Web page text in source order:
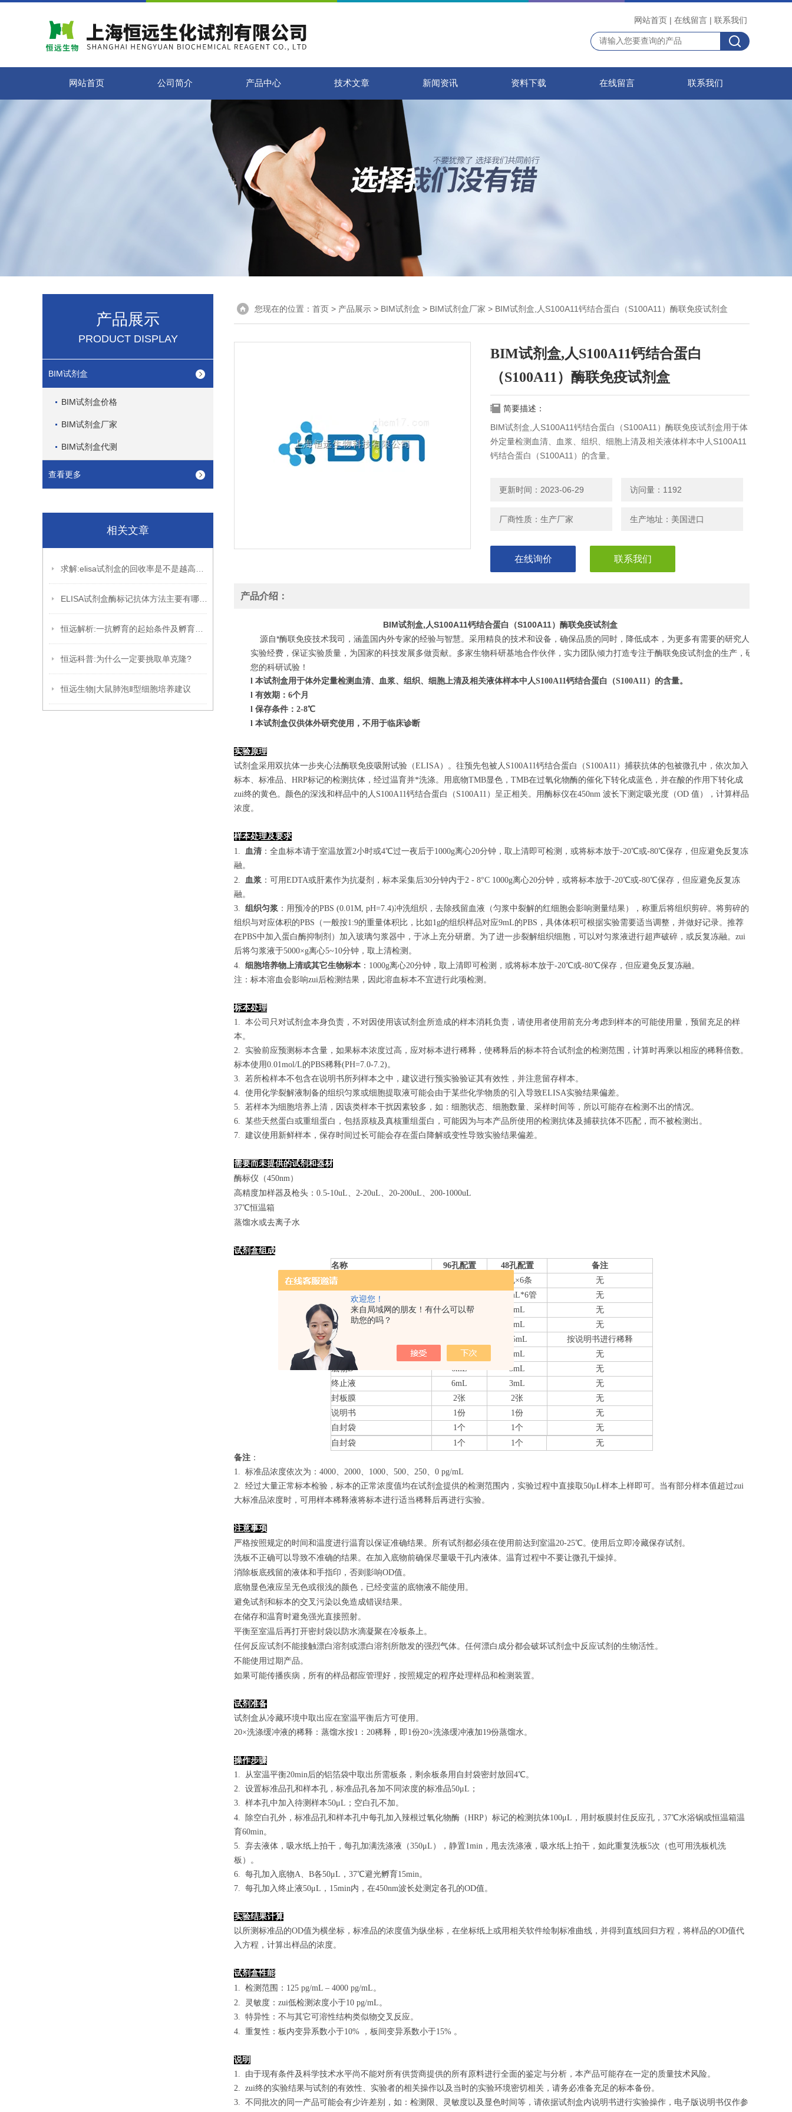
欢迎您！
来自局域网的朋友！有什么可以帮
助您的吗？
网站首页 | 在线留言 | 联系我们
网站首页 公司简介 产品中心 技术文章 新闻资讯 资料下载 在线留言 联系我们
产品展示
PRODUCT DISPLAY
BIM试剂盒
BIM试剂盒价格
BIM试剂盒厂家
BIM试剂盒代测
查看更多
相关文章
恒远科普:为什么一定要挑取单克隆?
恒远生物|大鼠肺泡Ⅱ型细胞培养建议
您现在的位置： 首页 > 产品展示 > BIM试剂盒 > BIM试剂盒厂家 > BIM试剂盒,人S100A11钙结合蛋白（S100A11）酶联免疫试剂盒
BIM试剂盒,人S100A11钙结合蛋白
（S100A11）酶联免疫试剂盒
简要描述：
BIM试剂盒,人S100A11钙结合蛋白（S100A11）酶联免疫试剂盒用于体
外定量检测血清、血浆、组织、细胞上清及相关液体样本中人S100A11
钙结合蛋白（S100A11）的含量。
更新时间：2023-06-29 访问量：1192
厂商性质：生产厂家 生产地址：美国进口
在线询价 联系我们
产品介绍：
BIM试剂盒,人S100A11钙结合蛋白（S100A11）酶联免疫试剂盒
源自*酶联免疫技术我司，涵盖国内外专家的经验与智慧。采用精良的技术和设备，确保品质的同时，降低成本，为更多有需要的研究人员，节省
实验经费，保证实验质量，为国家的科技发展多做贡献。多家生物科研基地合作伙伴，实力团队倾力打造专注于酶联免疫试剂盒的生产，研发，助力
您的科研试验！
l 本试剂盒用于体外定量检测血清、血浆、组织、细胞上清及相关液体样本中 人S100A11钙结合蛋白 （S100A11）的含量。
l 有效期：6个月
l 保存条件： 2-8℃
l 本试剂盒仅供体外研究使用，不用于临床诊断
实验原理
试剂盒采用双抗体一步夹心法酶联免疫吸附试验（ELISA）。往预先包被人S100A11钙结合蛋白（S100A11）捕获抗体的包被微孔中，依次加入
标本、标准品、HRP标记的检测抗体，经过温育并*洗涤。用底物TMB显色，TMB在过氧化物酶的催化下转化成蓝色，并在酸的作用下转化成
zui终的黄色。颜色的深浅和样品中的人S100A11钙结合蛋白（S100A11）呈正相关。用酶标仪在450nm 波长下测定吸光度（OD 值），计算样品
浓度。
样本处理及要求
1. 血清 ：全血标本请于室温放置2小时或4℃过一夜后于1000g离心20分钟，取上清即可检测，或将标本放于-20℃或-80℃保存，但应避免反复冻
融。
2. 血浆 ：可用EDTA或肝素作为抗凝剂，标本采集后30分钟内于2 - 8°C 1000g离心20分钟，或将标本放于-20℃或-80℃保存，但应避免反复冻
融。
3. 组织匀浆 ：用预冷的PBS (0.01M, pH=7.4)冲洗组织，去除残留血液（匀浆中裂解的红细胞会影响测量结果），称重后将组织剪碎。将剪碎的
组织与对应体积的PBS（一般按1:9的重量体积比，比如1g的组织样品对应9mL的PBS，具体体积可根据实验需要适当调整，并做好记录。推荐
在PBS中加入蛋白酶抑制剂）加入玻璃匀浆器中，于冰上充分研磨。为了进一步裂解组织细胞，可以对匀浆液进行超声破碎，或反复冻融。zui
后将匀浆液于5000×g离心5~10分钟，取上清检测。
4. 细胞培养物上清或其它生物标本 ：1000g离心20分钟，取上清即可检测，或将标本放于-20℃或-80℃保存，但应避免反复冻融。
注：标本溶血会影响zui后检测结果，因此溶血标本不宜进行此项检测。
标本处理
1. 本公司只对试剂盒本身负责，不对因使用该试剂盒所造成的样本消耗负责，请使用者使用前充分考虑到样本的可能使用量，预留充足的样
本。
2. 实验前应预测标本含量，如果标本浓度过高，应对标本进行稀释，使稀释后的标本符合试剂盒的检测范围，计算时再乘以相应的稀释倍数。
标本使用0.01mol/L的PBS稀释(PH=7.0-7.2)。
3. 若所检样本不包含在说明书所列样本之中，建议进行预实验验证其有效性，并注意留存样本。
4. 使用化学裂解液制备的组织匀浆或细胞提取液可能会由于某些化学物质的引入导致ELISA实验结果偏差。
5. 若样本为细胞培养上清，因该类样本干扰因素较多，如：细胞状态、细胞数量、采样时间等，所以可能存在检测不出的情况。
6. 某些天然蛋白或重组蛋白，包括原核及真核重组蛋白，可能因为与本产品所使用的检测抗体及捕获抗体不匹配，而不被检测出。
7. 建议使用新鲜样本，保存时间过长可能会存在蛋白降解或变性导致实验结果偏差。
需要而未提供的试剂和器材
酶标仪（450nm）
高精度加样器及枪头：0.5-10uL、2-20uL、20-200uL、200-1000uL
37℃恒温箱
蒸馏水或去离子水
试剂盒组成
名称
96孔配置 48孔配置
备注
微孔酶标板
孔×6条
无
标准品
mL*6管
无
样本稀释液
6mL 3mL
无
检测抗体-HRP
5mL
无
20×洗涤缓冲液
15mL
按说明书进行稀释
底物A
6mL 3mL
无
底物B
6mL 3mL
无
终止液
6mL 3mL
无
封板膜
2张 2张
无
说明书
1份 1份
无
自封袋
1个 1个
无
自封袋
1个 1个
无
备注 ：
1. 标准品浓度依次为：4000、2000、1000、500、250、0 pg/mL
2. 经过大量正常标本检验，标本的正常浓度值均在试剂盒提供的检测范围内，实验过程中直接取50μL样本上样即可。当有部分样本值超过zui
大标准品浓度时，可用样本稀释液将标本进行适当稀释后再进行实验。
注意事项
严格按照规定的时间和温度进行温育以保证准确结果。所有试剂都必须在使用前达到室温20-25℃。使用后立即冷藏保存试剂。
洗板不正确可以导致不准确的结果。在加入底物前确保尽量吸干孔内液体。温育过程中不要让微孔干燥掉。
消除板底残留的液体和手指印，否则影响OD值。
底物显色液应呈无色或很浅的颜色，已经变蓝的底物液不能使用。
避免试剂和标本的交叉污染以免造成错误结果。
在储存和温育时避免强光直接照射。
平衡至室温后再打开密封袋以防水滴凝聚在冷板条上。
任何反应试剂不能接触漂白溶剂或漂白溶剂所散发的强烈气体。任何漂白成分都会破坏试剂盒中反应试剂的生物活性。
不能使用过期产品。
如果可能传播疾病，所有的样品都应管理好，按照规定的程序处理样品和检测装置。
试剂准备
试剂盒从冷藏环境中取出应在室温平衡后方可使用。
20×洗涤缓冲液的稀释：蒸馏水按1：20稀释，即1份20×洗涤缓冲液加19份蒸馏水。
操作步骤
1. 从室温平衡20min后的铝箔袋中取出所需板条，剩余板条用自封袋密封放回4℃。
2. 设置标准品孔和样本孔，标准品孔各加不同浓度的标准品50μL；
3. 样本孔中 加 入待测样本50μL；空白孔不加。
4.
除空白孔外，标准品孔和样本孔中每孔加入辣根过氧化物酶（HRP）标记的检测抗体100μL，用封板膜封住反应孔，37℃水浴锅或恒温箱温
育60min。
5. 弃去液体，吸水纸上拍干，每孔加满洗涤液 （350μL ）
，静置1min，甩去洗涤液，吸水纸上拍干，如此重复洗板5次（也可用洗板机洗
板）。
6. 每孔加入底物A、B各50μL，37℃避光孵育15min。
7. 每孔加入终止液50μL，15min内，在450nm波长处测定各孔的OD值。
实验结果计算
以所测标准品的OD值为横坐标， 标准品的浓度值为纵坐标，在坐标纸上或用相关软件绘制 标准曲线 ，并得到 直线回归方程 ， 将样品的OD值代
入方程，计算出样品的浓度。
试剂盒性能
1. 检测范围 ： 125 pg/mL – 4000 pg/mL。
2. 灵敏度：zui低检测浓度小于10 pg/mL。
3. 特异性：不与其它可溶性结构类似物交叉反应。
4. 重复性：板内变异系数小于10% ， 板间变异系数小于15% 。
说明
1. 由于现有条件及科学技术水平尚不能对所有供货商提供的所有原料进行全面的鉴定与分析，本产品可能存在一定的质量技术风险。
2. zui终的实验结果与试剂的有效性、实验者的相关操作以及当时的实验环境密切相关，请务必准备充足的标本备份。
3. 不同批次的同一产品可能会有少许差别，如：检测限、灵敏度以及显色时间等，请依据试剂盒内说明书进行实验操作，电子版说明书仅作参